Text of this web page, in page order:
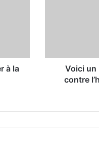
à la
Voici un
contre